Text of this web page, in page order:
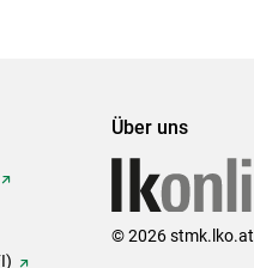
Über uns
© 2026 stmk.lko.at